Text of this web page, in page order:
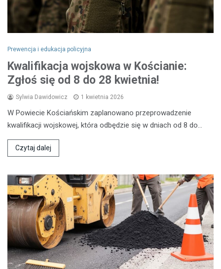
Prewencja i edukacja policyjna
Kwalifikacja wojskowa w Kościanie:
Zgłoś się od 8 do 28 kwietnia!
Sylwia Dawidowicz 1 kwietnia 2026
W Powiecie Kościańskim zaplanowano przeprowadzenie
kwalifikacji wojskowej, która odbędzie się w dniach od 8 do…
Czytaj dalej